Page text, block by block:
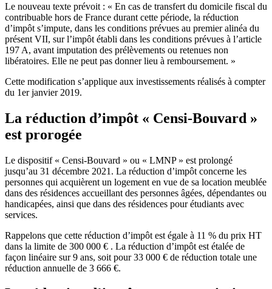
Le nouveau texte prévoit : « En cas de transfert du domicile fiscal du
contribuable hors de France durant cette période, la réduction
d’impôt s’impute, dans les conditions prévues au premier alinéa du
présent VII, sur l’impôt établi dans les conditions prévues à l’article
197 A, avant imputation des prélèvements ou retenues non
libératoires. Elle ne peut pas donner lieu à remboursement. »
Cette modification s’applique aux investissements réalisés à compter
du 1er janvier 2019.
La réduction d’impôt « Censi-Bouvard »
est prorogée
Le dispositif « Censi-Bouvard » ou « LMNP » est prolongé
jusqu’au 31 décembre 2021. La réduction d’impôt concerne les
personnes qui acquièrent un logement en vue de sa location meublée
dans des résidences accueillant des personnes âgées, dépendantes ou
handicapées, ainsi que dans des résidences pour étudiants avec
services.
Rappelons que cette réduction d’impôt est égale à 11 % du prix HT
dans la limite de 300 000 € . La réduction d’impôt est étalée de
façon linéaire sur 9 ans, soit pour 33 000 € de réduction totale une
réduction annuelle de 3 666 €.